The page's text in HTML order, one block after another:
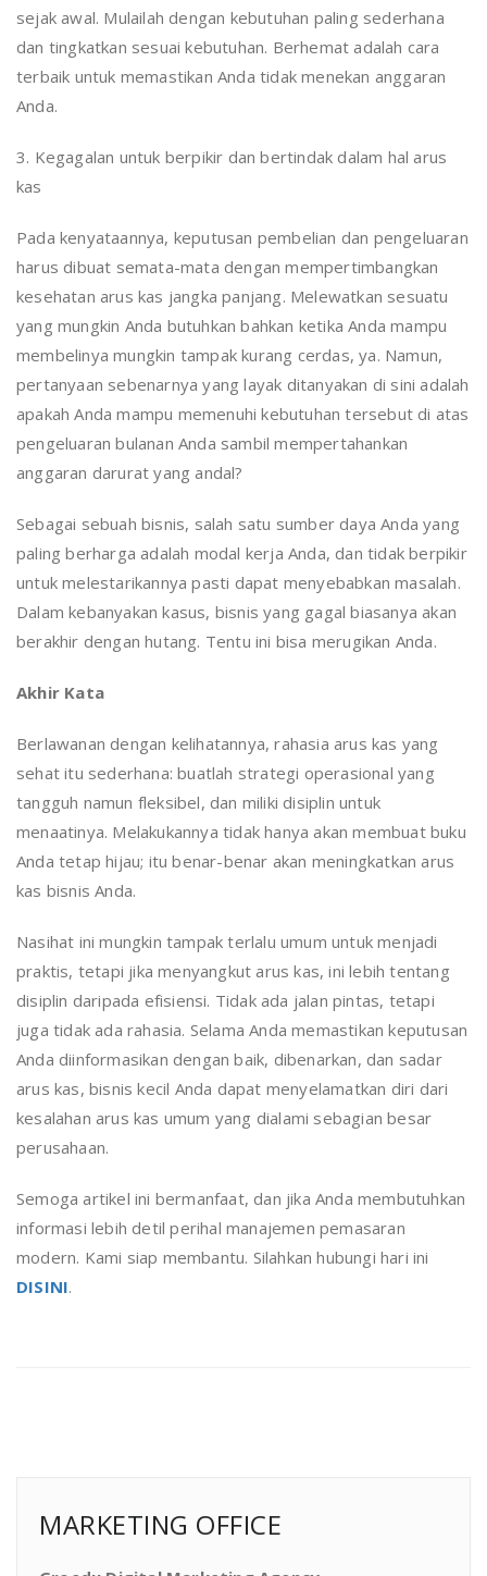
sejak awal. Mulailah dengan kebutuhan paling sederhana
dan tingkatkan sesuai kebutuhan. Berhemat adalah cara
terbaik untuk memastikan Anda tidak menekan anggaran
Anda.
3. Kegagalan untuk berpikir dan bertindak dalam hal arus
kas
Pada kenyataannya, keputusan pembelian dan pengeluaran
harus dibuat semata-mata dengan mempertimbangkan
kesehatan arus kas jangka panjang. Melewatkan sesuatu
yang mungkin Anda butuhkan bahkan ketika Anda mampu
membelinya mungkin tampak kurang cerdas, ya. Namun,
pertanyaan sebenarnya yang layak ditanyakan di sini adalah
apakah Anda mampu memenuhi kebutuhan tersebut di atas
pengeluaran bulanan Anda sambil mempertahankan
anggaran darurat yang andal?
Sebagai sebuah bisnis, salah satu sumber daya Anda yang
paling berharga adalah modal kerja Anda, dan tidak berpikir
untuk melestarikannya pasti dapat menyebabkan masalah.
Dalam kebanyakan kasus, bisnis yang gagal biasanya akan
berakhir dengan hutang. Tentu ini bisa merugikan Anda.
Akhir Kata
Berlawanan dengan kelihatannya, rahasia arus kas yang
sehat itu sederhana: buatlah strategi operasional yang
tangguh namun fleksibel, dan miliki disiplin untuk
menaatinya. Melakukannya tidak hanya akan membuat buku
Anda tetap hijau; itu benar-benar akan meningkatkan arus
kas bisnis Anda.
Nasihat ini mungkin tampak terlalu umum untuk menjadi
praktis, tetapi jika menyangkut arus kas, ini lebih tentang
disiplin daripada efisiensi. Tidak ada jalan pintas, tetapi
juga tidak ada rahasia. Selama Anda memastikan keputusan
Anda diinformasikan dengan baik, dibenarkan, dan sadar
arus kas, bisnis kecil Anda dapat menyelamatkan diri dari
kesalahan arus kas umum yang dialami sebagian besar
perusahaan.
Semoga artikel ini bermanfaat, dan jika Anda membutuhkan
informasi lebih detil perihal manajemen pemasaran
modern. Kami siap membantu. Silahkan hubungi hari ini
DISINI.
MARKETING OFFICE